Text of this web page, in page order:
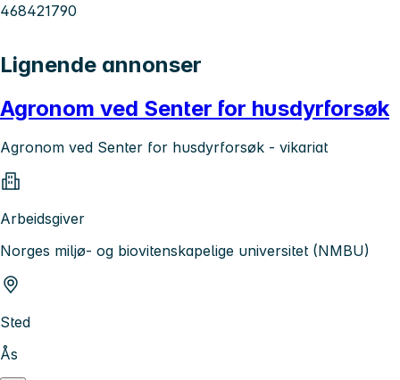
468421790
Lignende annonser
Agronom ved Senter for husdyrforsøk
Agronom ved Senter for husdyrforsøk - vikariat
Arbeidsgiver
Norges miljø- og biovitenskapelige universitet (NMBU)
Sted
Ås